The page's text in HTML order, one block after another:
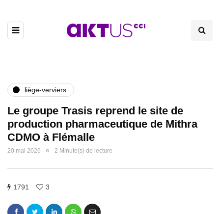
liège-verviers
Le groupe Trasis reprend le site de
production pharmaceutique de Mithra
CDMO à Flémalle
20 mai 2026 2 Minute(s) de lecture
1791 3